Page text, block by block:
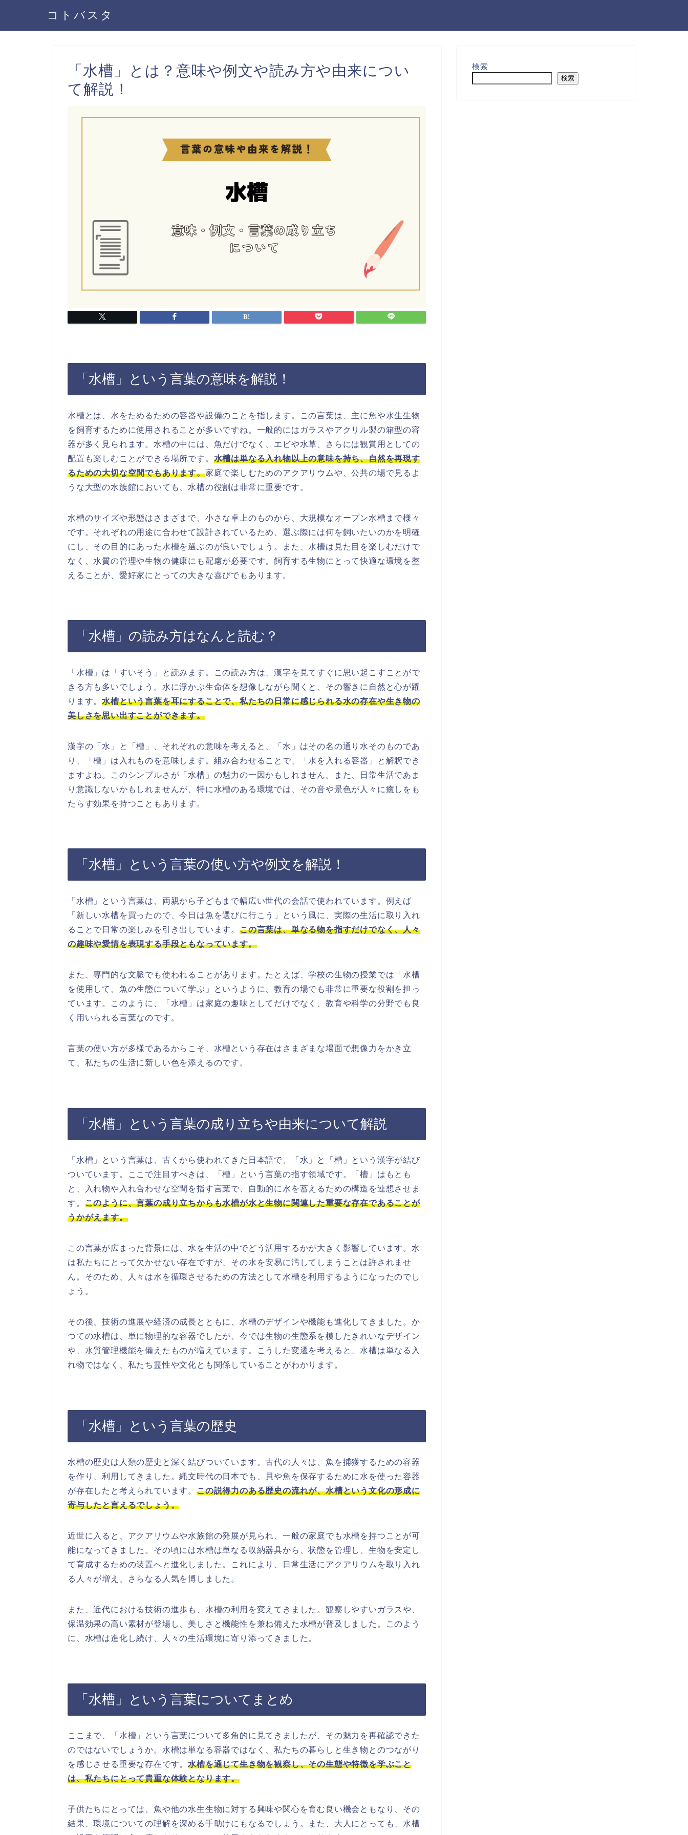
コトバスタ
「水槽」とは？意味や例文や読み方や由来につい
て解説！
「水槽」という言葉の意味を解説！
水槽とは、水をためるための容器や設備のことを指します。この言葉は、主に魚や水生生物
を飼育するために使用されることが多いですね。一般的にはガラスやアクリル製の箱型の容
器が多く見られます。水槽の中には、魚だけでなく、エビや水草、さらには観賞用としての
配置も楽しむことができる場所です。 水槽は単なる入れ物以上の意味を持ち、自然を再現す
るための大切な空間でもあります。家庭で楽しむためのアクアリウムや、公共の場で見るよ
うな大型の水族館においても、水槽の役割は非常に重要です。
水槽のサイズや形態はさまざまで、小さな卓上のものから、大規模なオープン水槽まで様々
です。それぞれの用途に合わせて設計されているため、選ぶ際には何を飼いたいのかを明確
にし、その目的にあった水槽を選ぶのが良いでしょう。また、水槽は見た目を楽しむだけで
なく、水質の管理や生物の健康にも配慮が必要です。飼育する生物にとって快適な環境を整
えることが、愛好家にとっての大きな喜びでもあります。
「水槽」の読み方はなんと読む？
「水槽」は「すいそう」と読みます。この読み方は、漢字を見てすぐに思い起こすことがで
きる方も多いでしょう。水に浮かぶ生命体を想像しながら聞くと、その響きに自然と心が躍
ります。水槽という言葉を耳にすることで、私たちの日常に感じられる水の存在や生き物の
美しさを思い出すことができます。
漢字の「水」と「槽」、それぞれの意味を考えると、「水」はその名の通り水そのものであ
り、「槽」は入れものを意味します。組み合わせることで、「水を入れる容器」と解釈でき
ますよね。このシンプルさが「水槽」の魅力の一因かもしれません。また、日常生活であま
り意識しないかもしれませんが、特に水槽のある環境では、その音や景色が人々に癒しをも
たらす効果を持つこともあります。
「水槽」という言葉の使い方や例文を解説！
「水槽」という言葉は、両親から子どもまで幅広い世代の会話で使われています。例えば
「新しい水槽を買ったので、今日は魚を選びに行こう」という風に、実際の生活に取り入れ
ることで日常の楽しみを引き出しています。 この言葉は、単なる物を指すだけでなく、人々
の趣味や愛情を表現する手段ともなっています。
また、専門的な文脈でも使われることがあります。たとえば、学校の生物の授業では「水槽
を使用して、魚の生態について学ぶ」というように、教育の場でも非常に重要な役割を担っ
ています。このように、「水槽」は家庭の趣味としてだけでなく、教育や科学の分野でも良
く用いられる言葉なのです。
言葉の使い方が多様であるからこそ、水槽という存在はさまざまな場面で想像力をかき立
て、私たちの生活に新しい色を添えるのです。
「水槽」という言葉の成り立ちや由来について解説
「水槽」という言葉は、古くから使われてきた日本語で、「水」と「槽」という漢字が結び
ついています。ここで注目すべきは、「槽」という言葉の指す領域です。「槽」はもとも
と、入れ物や入れ合わせな空間を指す言葉で、自動的に水を蓄えるための構造を連想させま
す。 このように、言葉の成り立ちからも水槽が水と生物に関連した重要な存在であることが
うかがえます。
この言葉が広まった背景には、水を生活の中でどう活用するかが大きく影響しています。水
は私たちにとって欠かせない存在ですが、その水を安易に汚してしまうことは許されませ
ん。そのため、人々は水を循環させるための方法として水槽を利用するようになったのでし
ょう。
その後、技術の進展や経済の成長とともに、水槽のデザインや機能も進化してきました。か
つての水槽は、単に物理的な容器でしたが、今では生物の生態系を模したきれいなデザイン
や、水質管理機能を備えたものが増えています。こうした変遷を考えると、水槽は単なる入
れ物ではなく、私たち霊性や文化とも関係していることがわかります。
「水槽」という言葉の歴史
水槽の歴史は人類の歴史と深く結びついています。古代の人々は、魚を捕獲するための容器
を作り、利用してきました。縄文時代の日本でも、貝や魚を保存するために水を使った容器
が存在したと考えられています。 この説得力のある歴史の流れが、水槽という文化の形成に
寄与したと言えるでしょう。
近世に入ると、アクアリウムや水族館の発展が見られ、一般の家庭でも水槽を持つことが可
能になってきました。その頃には水槽は単なる収納器具から、状態を管理し、生物を安定し
て育成するための装置へと進化しました。これにより、日常生活にアクアリウムを取り入れ
る人々が増え、さらなる人気を博しました。
また、近代における技術の進歩も、水槽の利用を変えてきました。観察しやすいガラスや、
保温効果の高い素材が登場し、美しさと機能性を兼ね備えた水槽が普及しました。このよう
に、水槽は進化し続け、人々の生活環境に寄り添ってきました。
「水槽」という言葉についてまとめ
ここまで、「水槽」という言葉について多角的に見てきましたが、その魅力を再確認できた
のではないでしょうか。水槽は単なる容器ではなく、私たちの暮らしと生き物とのつながり
を感じさせる重要な存在です。水槽を通じて生き物を観察し、その生態や特徴を学ぶこと
は、私たちにとって貴重な体験となります。
子供たちにとっては、魚や他の水生生物に対する興味や関心を育む良い機会ともなり、その
結果、環境についての理解を深める手助けにもなるでしょう。また、大人にとっても、水槽
検索
検索